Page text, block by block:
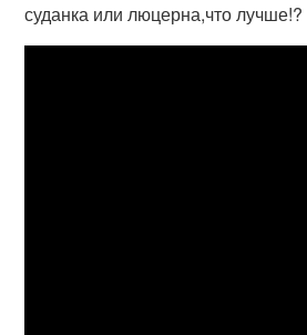
суданка или люцерна,что лучше!?